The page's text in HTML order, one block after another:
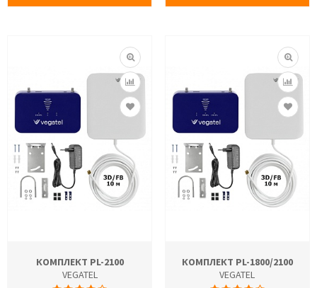
КОМПЛЕКТ PL-2100
VEGATEL
КОМПЛЕКТ PL-1800/2100
VEGATEL